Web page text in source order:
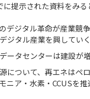
提示された資料をみる
デジタル革命が産業競
ジタル産業を興してい
ータセンターは建設が
について、再エネはペ
ニア・水素・CCUSを